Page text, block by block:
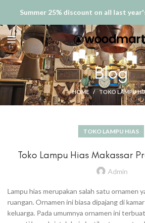
Blog
HOME TOKO LAMPU
TOKO LAMPU HIAS
Toko Lampu Hias Makassar
Admin
Lampu hias merupakan salah satu ornamen
ruangan. Ornamen ini biasa dipajang di
keluarga. Pada umumnya ornamen ini
Summer 25% discount on all last